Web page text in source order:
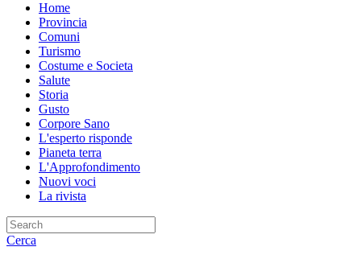
Home
Provincia
Comuni
Turismo
Costume e Societa
Salute
Storia
Gusto
Corpore Sano
L'esperto risponde
Pianeta terra
L'Approfondimento
Nuovi voci
La rivista
Cerca